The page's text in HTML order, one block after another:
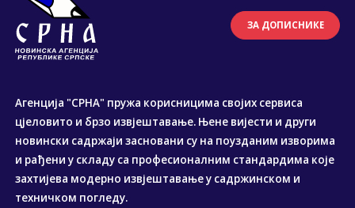
ЗА ДОПИСНИКЕ
Агенција "СРНА" пружа корисницима својих сервиса
цјеловито и брзо извјештавање. Њене вијести и други
новински садржаји засновани су на поузданим изворима
и рађени у складу са професионалним стандардима које
захтијева модерно извјештавање у садржинском и
техничком погледу.